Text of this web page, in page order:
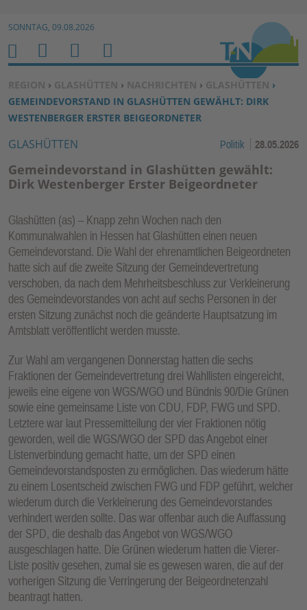
Zum Inhalt springen ↓
SONNTAG, 09.08.2026
SIE BEFINDEN SICH HIER:
REGION › GLASHÜTTEN › NACHRICHTEN › GLASHÜTTEN ›
GEMEINDEVORSTAND IN GLASHÜTTEN GEWÄHLT: DIRK
WESTENBERGER ERSTER BEIGEORDNETER
GLASHÜTTEN Politik 28.05.2026
Gemeindevorstand in Glashütten gewählt:
Dirk Westenberger Erster Beigeordneter
Glashütten (as) – Knapp zehn Wochen nach den
Kommunalwahlen in Hessen hat Glashütten einen neuen
Gemeindevorstand. Die Wahl der ehrenamtlichen Beigeordneten
hatte sich auf die zweite Sitzung der Gemeindevertretung
verschoben, da nach dem Mehrheitsbeschluss zur Verkleinerung
des Gemeindevorstandes von acht auf sechs Personen in der
ersten Sitzung zunächst noch die geänderte Hauptsatzung im
Amtsblatt veröffentlicht werden musste.
Zur Wahl am vergangenen Donnerstag hatten die sechs
Fraktionen der Gemeindevertretung drei Wahllisten eingereicht,
jeweils eine eigene von WGS/WGO und Bündnis 90/Die Grünen
sowie eine gemeinsame Liste von CDU, FDP, FWG und SPD.
Letztere war laut Pressemitteilung der vier Fraktionen nötig
geworden, weil die WGS/WGO der SPD das Angebot einer
Listenverbindung gemacht hatte, um der SPD einen
Gemeindevorstandsposten zu ermöglichen. Das wiederum hätte
zu einem Losentscheid zwischen FWG und FDP geführt, welcher
wiederum durch die Verkleinerung des Gemeindevorstandes
verhindert werden sollte. Das war offenbar auch die Auffassung
der SPD, die deshalb das Angebot von WGS/WGO
ausgeschlagen hatte. Die Grünen wiederum hatten die Vierer-
Liste positiv gesehen, zumal sie es gewesen waren, die auf der
vorherigen Sitzung die Verringerung der Beigeordnetenzahl
beantragt hatten.
H
O
M
E
M
E
N
U
S
U
C
H
E
N
B
E
N
U
E
R
U
N
K
TI
O
N
E
N